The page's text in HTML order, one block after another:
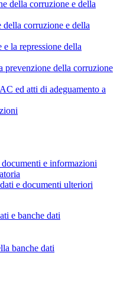
della corruzione e della
della corruzione e della
la repressione della
prevenzione della corruzione
ed atti di adeguamento a
e informazioni
e documenti ulteriori
e banche dati
banche dati